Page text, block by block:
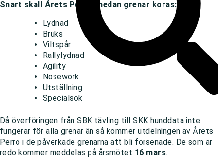
Snart skall Årets Perro i nedan grenar koras:
Lydnad
Bruks
Viltspår
Rallylydnad
Agility
Nosework
Utställning
Specialsök
Då överföringen från SBK tävling till SKK hunddata inte
fungerar för alla grenar än så kommer utdelningen av Årets
Perro i de påverkade grenarna att bli försenade. De som är
redo kommer meddelas på årsmötet 16 mars.